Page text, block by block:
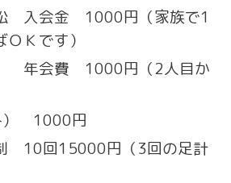
入会金 1000円（家族で1
Ｋです）
円（2人目か
） 1000円
10回15000円（3回の足計